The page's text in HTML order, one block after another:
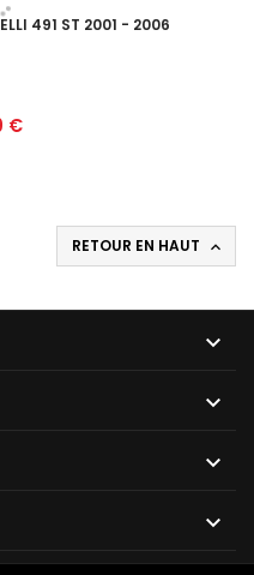
491 ST 2001 - 2006
€
RETOUR EN HAUT 



